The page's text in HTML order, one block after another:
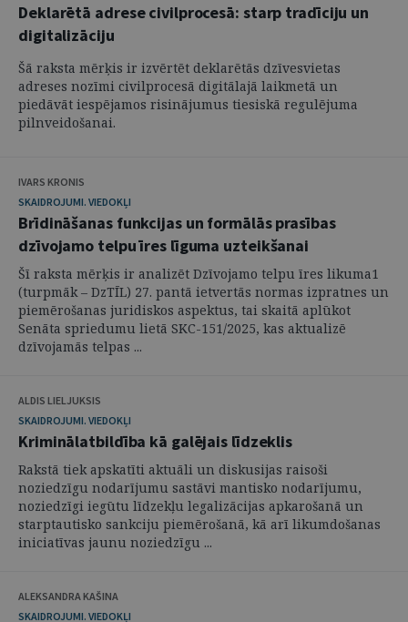
Deklarētā adrese civilprocesā: starp tradīciju un
digitalizāciju
Šā raksta mērķis ir izvērtēt deklarētās dzīvesvietas
adreses nozīmi civilprocesā digitālajā laikmetā un
piedāvāt iespējamos risinājumus tiesiskā regulējuma
pilnveidošanai.
IVARS KRONIS
SKAIDROJUMI. VIEDOKĻI
Brīdināšanas funkcijas un formālās prasības
dzīvojamo telpu īres līguma uzteikšanai
Šī raksta mērķis ir analizēt Dzīvojamo telpu īres likuma1
(turpmāk – DzTĪL) 27. pantā ietvertās normas izpratnes un
piemērošanas juridiskos aspektus, tai skaitā aplūkot
Senāta spriedumu lietā SKC-151/2025, kas aktualizē
dzīvojamās telpas ...
ALDIS LIELJUKSIS
SKAIDROJUMI. VIEDOKĻI
Kriminālatbildība kā galējais līdzeklis
Rakstā tiek apskatīti aktuāli un diskusijas raisoši
noziedzīgu nodarījumu sastāvi mantisko nodarījumu,
noziedzīgi iegūtu līdzekļu legalizācijas apkarošanā un
starptautisko sankciju piemērošanā, kā arī likumdošanas
iniciatīvas jaunu noziedzīgu ...
ALEKSANDRA KAŠINA
SKAIDROJUMI. VIEDOKĻI